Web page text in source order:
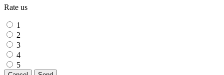
Rate us
1
2
3
4
5